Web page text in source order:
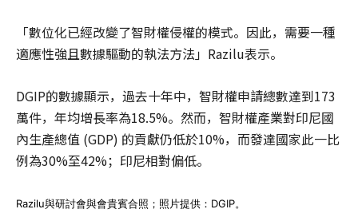
「數位化已經改變了智財權侵權的模式。因此，需要一種
適應性強且數據驅動的執法方法」Razilu表示。
DGIP的數據顯示，過去十年中，智財權申請總數達到173
萬件，年均增長率為18.5%。然而，智財權產業對印尼國
內生產總值 (GDP) 的貢獻仍低於10%，而發達國家此一比
例為30%至42%；印尼相對偏低。
Razilu與研討會與會貴賓合照；照片提供：DGIP。